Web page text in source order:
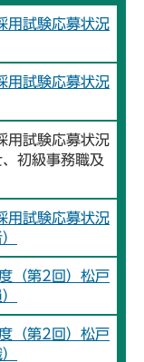
用試験応募状況
用試験応募状況
用試験応募状況
初級事務職及
用試験応募状況
（第2回）松戸
（第2回）松戸